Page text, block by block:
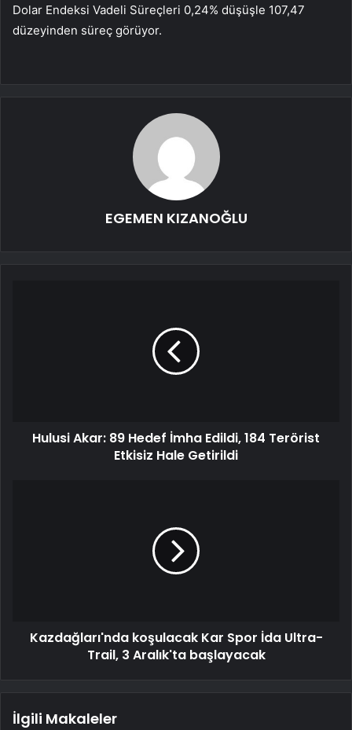
Dolar Endeksi Vadeli Süreçleri 0,24% düşüşle 107,47
düzeyinden süreç görüyor.
EGEMEN KIZANOĞLU
Hulusi Akar: 89 Hedef İmha Edildi, 184 Terörist
Etkisiz Hale Getirildi
Kazdağları'nda koşulacak Kar Spor İda Ultra-
Trail, 3 Aralık'ta başlayacak
İlgili Makaleler